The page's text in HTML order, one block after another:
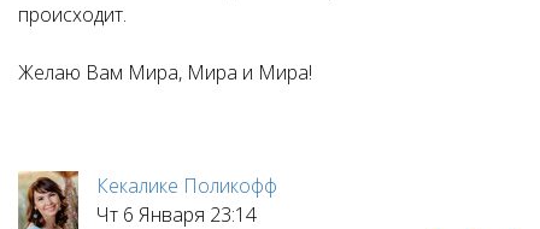
происходит.
Желаю Вам Мира, Мира и Мира!
Кекалике Поликофф
Чт 6 Января 23:14